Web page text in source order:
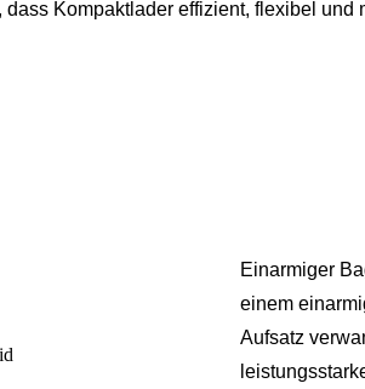
Kompaktlader effizient, flexibel
Einarmiger
einem
Aufsatz